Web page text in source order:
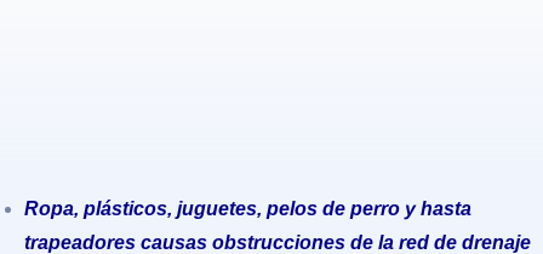
Ropa, plásticos, juguetes, pelos de perro y hasta
trapeadores causas obstrucciones de la red de drenaje